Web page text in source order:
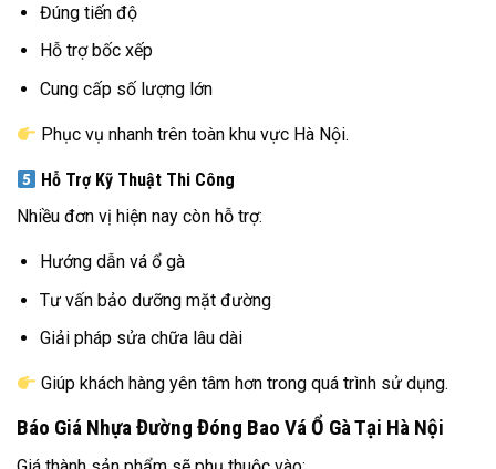
Đúng tiến độ
Hỗ trợ bốc xếp
Cung cấp số lượng lớn
Phục vụ nhanh trên toàn khu vực Hà Nội.
Hỗ Trợ Kỹ Thuật Thi Công
Nhiều đơn vị hiện nay còn hỗ trợ:
Hướng dẫn vá ổ gà
Tư vấn bảo dưỡng mặt đường
Giải pháp sửa chữa lâu dài
Giúp khách hàng yên tâm hơn trong quá trình sử dụng.
Báo Giá Nhựa Đường Đóng Bao Vá Ổ Gà Tại Hà Nội